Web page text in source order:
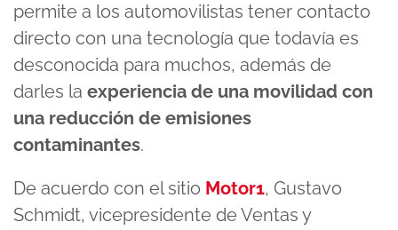
permite a los automovilistas tener contacto
directo con una tecnología que todavía es
desconocida para muchos, además de
darles la experiencia de una movilidad con
una reducción de emisiones
contaminantes.
De acuerdo con el sitio Motor1, Gustavo
Schmidt, vicepresidente de Ventas y